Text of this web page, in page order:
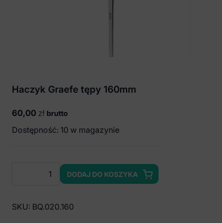
Haczyk Graefe tępy 160mm
60,00 zł brutto
Dostępność: 10 w magazynie
tępy
DODAJ DO KOSZYKA
SKU: BQ.020.160